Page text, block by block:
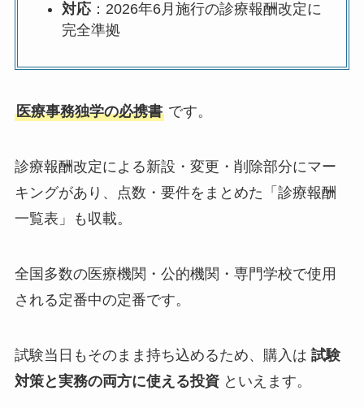
対応：2026年6月施行の診療報酬改定に
完全準拠
医療事務独学の必携書です。
診療報酬改定による新設・変更・削除部分にマー
キングがあり、点数・要件をまとめた「診療報酬
一覧表」も収載。
全国多数の医療機関・公的機関・専門学校で使用
される定番中の定番です。
試験当日もそのまま持ち込めるため、購入は 試験
対策と実務の両方に使える投資といえます。